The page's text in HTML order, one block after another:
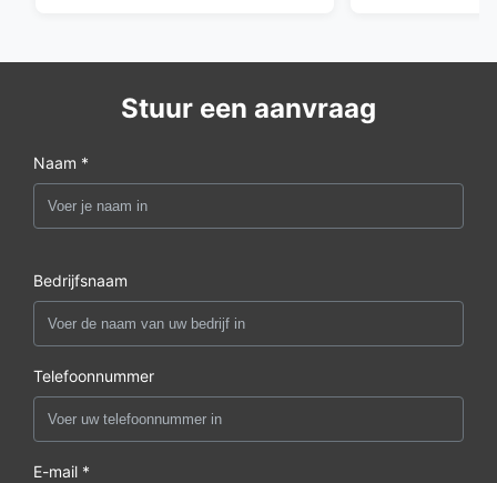
Stuur een aanvraag
Naam *
Bedrijfsnaam
Telefoonnummer
E-mail *